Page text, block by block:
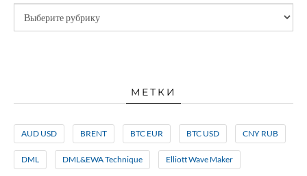
МЕТКИ
AUD USD BRENT BTC EUR BTC USD CNY RUB
DML DML&EWA Technique Elliott Wave Maker